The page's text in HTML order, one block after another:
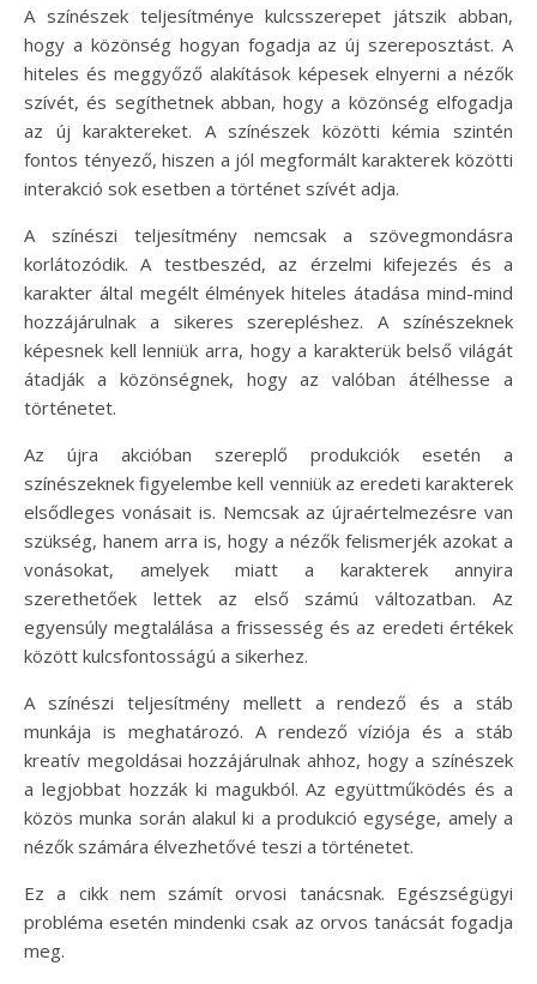
A színészek teljesítménye kulcsszerepet játszik abban,
hogy a közönség hogyan fogadja az új szereposztást. A
hiteles és meggyőző alakítások képesek elnyerni a nézők
szívét, és segíthetnek abban, hogy a közönség elfogadja
az új karaktereket. A színészek közötti kémia szintén
fontos tényező, hiszen a jól megformált karakterek közötti
interakció sok esetben a történet szívét adja.
A színészi teljesítmény nemcsak a szövegmondásra
korlátozódik. A testbeszéd, az érzelmi kifejezés és a
karakter által megélt élmények hiteles átadása mind-mind
hozzájárulnak a sikeres szerepléshez. A színészeknek
képesnek kell lenniük arra, hogy a karakterük belső világát
átadják a közönségnek, hogy az valóban átélhesse a
történetet.
Az újra akcióban szereplő produkciók esetén a
színészeknek figyelembe kell venniük az eredeti karakterek
elsődleges vonásait is. Nemcsak az újraértelmezésre van
szükség, hanem arra is, hogy a nézők felismerjék azokat a
vonásokat, amelyek miatt a karakterek annyira
szerethetőek lettek az első számú változatban. Az
egyensúly megtalálása a frissesség és az eredeti értékek
között kulcsfontosságú a sikerhez.
A színészi teljesítmény mellett a rendező és a stáb
munkája is meghatározó. A rendező víziója és a stáb
kreatív megoldásai hozzájárulnak ahhoz, hogy a színészek
a legjobbat hozzák ki magukból. Az együttműködés és a
közös munka során alakul ki a produkció egysége, amely a
nézők számára élvezhetővé teszi a történetet.
Ez a cikk nem számít orvosi tanácsnak. Egészségügyi
probléma esetén mindenki csak az orvos tanácsát fogadja
meg.